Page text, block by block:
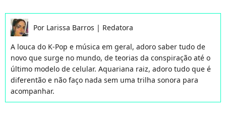
Por Larissa Barros | Redatora
A louca do K-Pop e música em geral, adoro saber tudo de
novo que surge no mundo, de teorias da conspiração até o
último modelo de celular. Aquariana raiz, adoro tudo que é
diferentão e não faço nada sem uma trilha sonora para
acompanhar.